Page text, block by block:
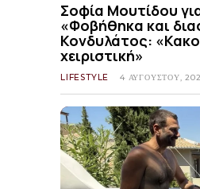
Σοφία Μουτίδου
«Φοβήθηκα και
Κονδυλάτος:
χειριστική»
LIFESTYLE 4 ΑΥΓΟΎΣΤΟΥ,